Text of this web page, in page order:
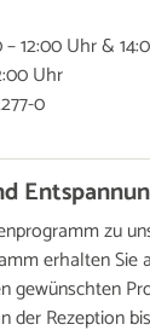
12:00 Uhr &
Uhr
0
zu
erhalten Sie
gewünschten
der Rezeption